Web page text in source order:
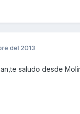
del 2013
saludo desde